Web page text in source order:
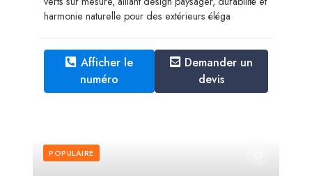
harmonie naturelle pour des extérieurs éléga
Afficher le
numéro
Demander un
devis
POPULAIRE